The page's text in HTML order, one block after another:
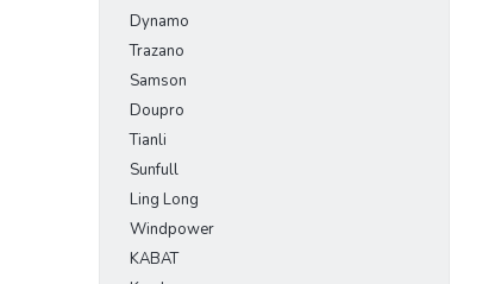
Dynamo
Trazano
Samson
Doupro
Tianli
Sunfull
Ling Long
Windpower
KABAT